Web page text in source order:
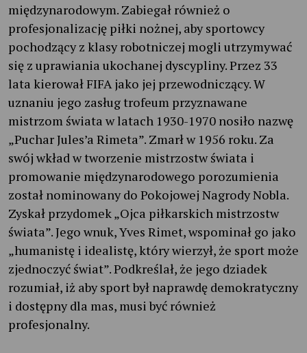
międzynarodowym. Zabiegał również o
profesjonalizację piłki nożnej, aby sportowcy
pochodzący z klasy robotniczej mogli utrzymywać
się z uprawiania ukochanej dyscypliny. Przez 33
lata kierował FIFA jako jej przewodniczący. W
uznaniu jego zasług trofeum przyznawane
mistrzom świata w latach 1930-1970 nosiło nazwę
„Puchar Jules’a Rimeta”. Zmarł w 1956 roku. Za
swój wkład w tworzenie mistrzostw świata i
promowanie międzynarodowego porozumienia
został nominowany do Pokojowej Nagrody Nobla.
Zyskał przydomek „Ojca piłkarskich mistrzostw
świata”. Jego wnuk, Yves Rimet, wspominał go jako
„humanistę i idealistę, który wierzył, że sport może
zjednoczyć świat”. Podkreślał, że jego dziadek
rozumiał, iż aby sport był naprawdę demokratyczny
i dostępny dla mas, musi być również
profesjonalny.